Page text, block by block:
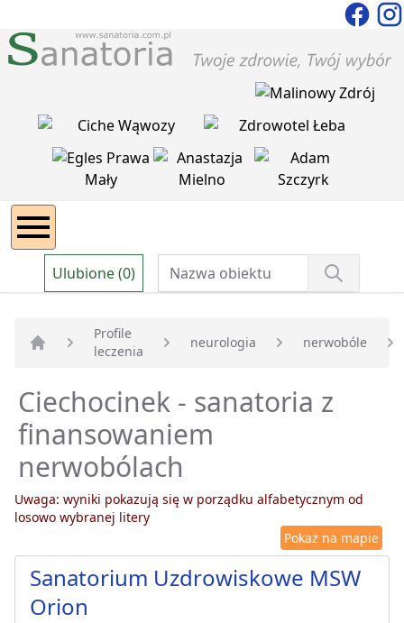
Ulubione (0)
Strona główna
Profile
leczenia
neurologia nerwobóle
Ciechocinek - sanatoria z
finansowaniem
nerwobólach
Uwaga: wyniki pokazują się w porządku alfabetycznym od
losowo wybranej litery
Pokaż na mapie
Sanatorium Uzdrowiskowe MSW
Orion